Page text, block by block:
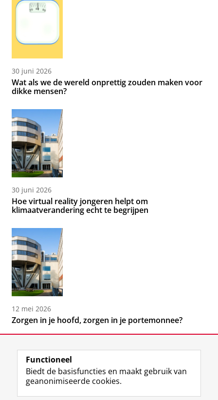
30 juni 2026
Wat als we de wereld onprettig zouden maken voor
dikke mensen?
30 juni 2026
Hoe virtual reality jongeren helpt om
klimaatverandering echt te begrijpen
12 mei 2026
Zorgen in je hoofd, zorgen in je portemonnee?
F L R I Y
Functioneel
Biedt de basisfuncties en maakt gebruik van
geanonimiseerde cookies.